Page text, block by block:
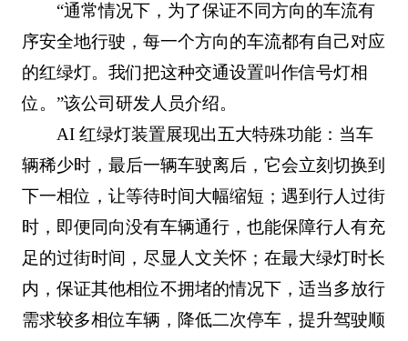
“通常情况下，为了保证不同方向的车流有
序安全地行驶，每一个方向的车流都有自己对应
的红绿灯。我们把这种交通设置叫作信号灯相
位。”该公司研发人员介绍。
AI 红绿灯装置展现出五大特殊功能：当车
辆稀少时，最后一辆车驶离后，它会立刻切换到
下一相位，让等待时间大幅缩短；遇到行人过街
时，即便同向没有车辆通行，也能保障行人有充
足的过街时间，尽显人文关怀；在最大绿灯时长
内，保证其他相位不拥堵的情况下，适当多放行
需求较多相位车辆，降低二次停车，提升驾驶顺